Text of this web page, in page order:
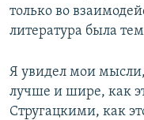
только во
литература была
Я увидел мои
лучше и шире, как
Стругацкими, как